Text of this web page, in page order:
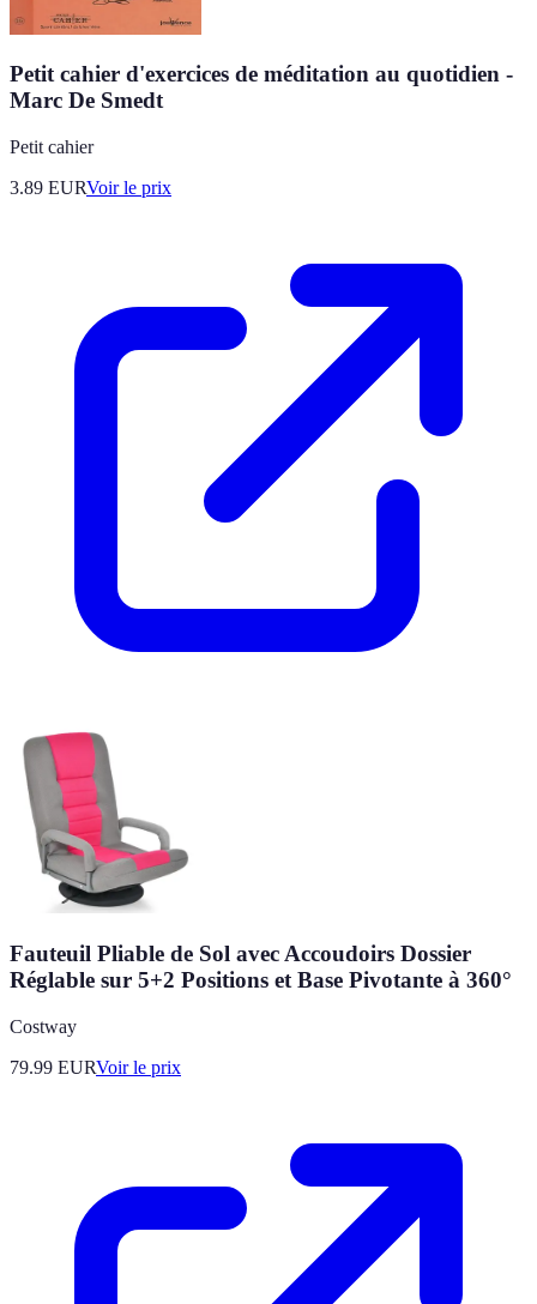
Petit cahier d'exercices de méditation au quotidien -
Marc De Smedt
Petit cahier
3.89 EURVoir le prix
Fauteuil Pliable de Sol avec Accoudoirs Dossier
Réglable sur 5+2 Positions et Base Pivotante à 360°
Costway
79.99 EURVoir le prix